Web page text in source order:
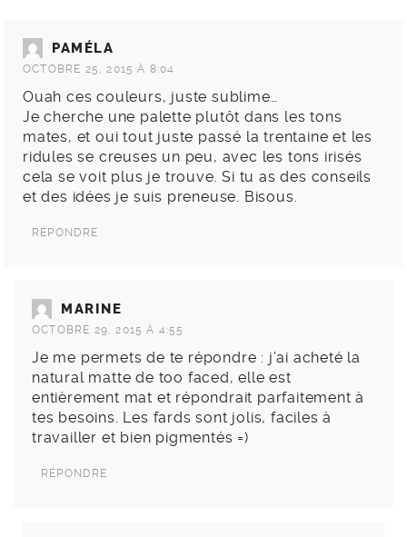
PAMÉLA
OCTOBRE 25, 2015 À 8:04
Ouah ces couleurs, juste sublime…
Je cherche une palette plutôt dans les tons
mates, et oui tout juste passé la trentaine et les
ridules se creuses un peu, avec les tons irisés
cela se voit plus je trouve. Si tu as des conseils
et des idées je suis preneuse. Bisous.
RÉPONDRE
MARINE
OCTOBRE 29, 2015 À 4:55
Je me permets de te répondre : j’ai acheté la
natural matte de too faced, elle est
entièrement mat et répondrait parfaitement à
tes besoins. Les fards sont jolis, faciles à
travailler et bien pigmentés =)
RÉPONDRE